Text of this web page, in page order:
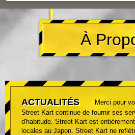
À
ACTUALITÉS
Merci pour
Street Kart continue de fournir ses
d'habitude. Street Kart est
locales au Japon. Street Kart ne